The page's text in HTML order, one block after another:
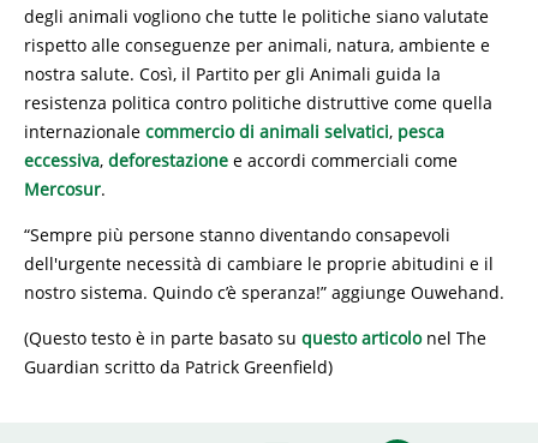
degli animali vogliono che tutte le politiche siano valutate
rispetto alle conseguenze per animali, natura, ambiente e
nostra salute. Così, il Partito per gli Animali guida la
resistenza politica contro politiche distruttive come quella
internazionale commercio di animali selvatici, pesca
eccessiva, deforestazione e accordi commerciali come
Mercosur.
“Sempre più persone stanno diventando consapevoli
dell'urgente necessità di cambiare le proprie abitudini e il
nostro sistema. Quindo c’è speranza!” aggiunge Ouwehand.
(Questo testo è in parte basato su questo articolonel The
Guardian scritto da Patrick Greenfield)